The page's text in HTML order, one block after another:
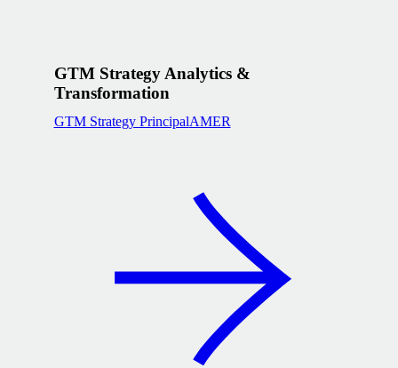
GTM Strategy Analytics &
Transformation
GTM Strategy PrincipalAMER